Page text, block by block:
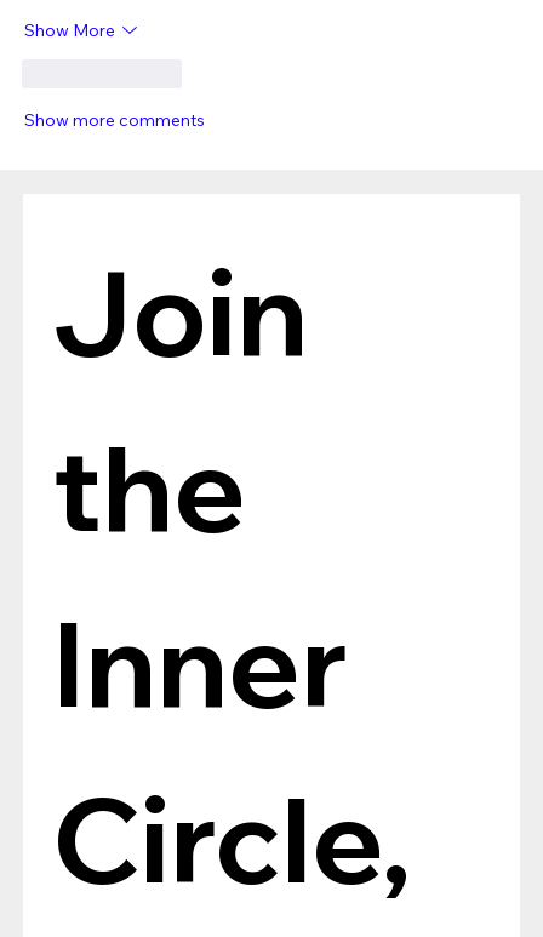
Show More
Show more comments
Join
the
Inner
Circle,